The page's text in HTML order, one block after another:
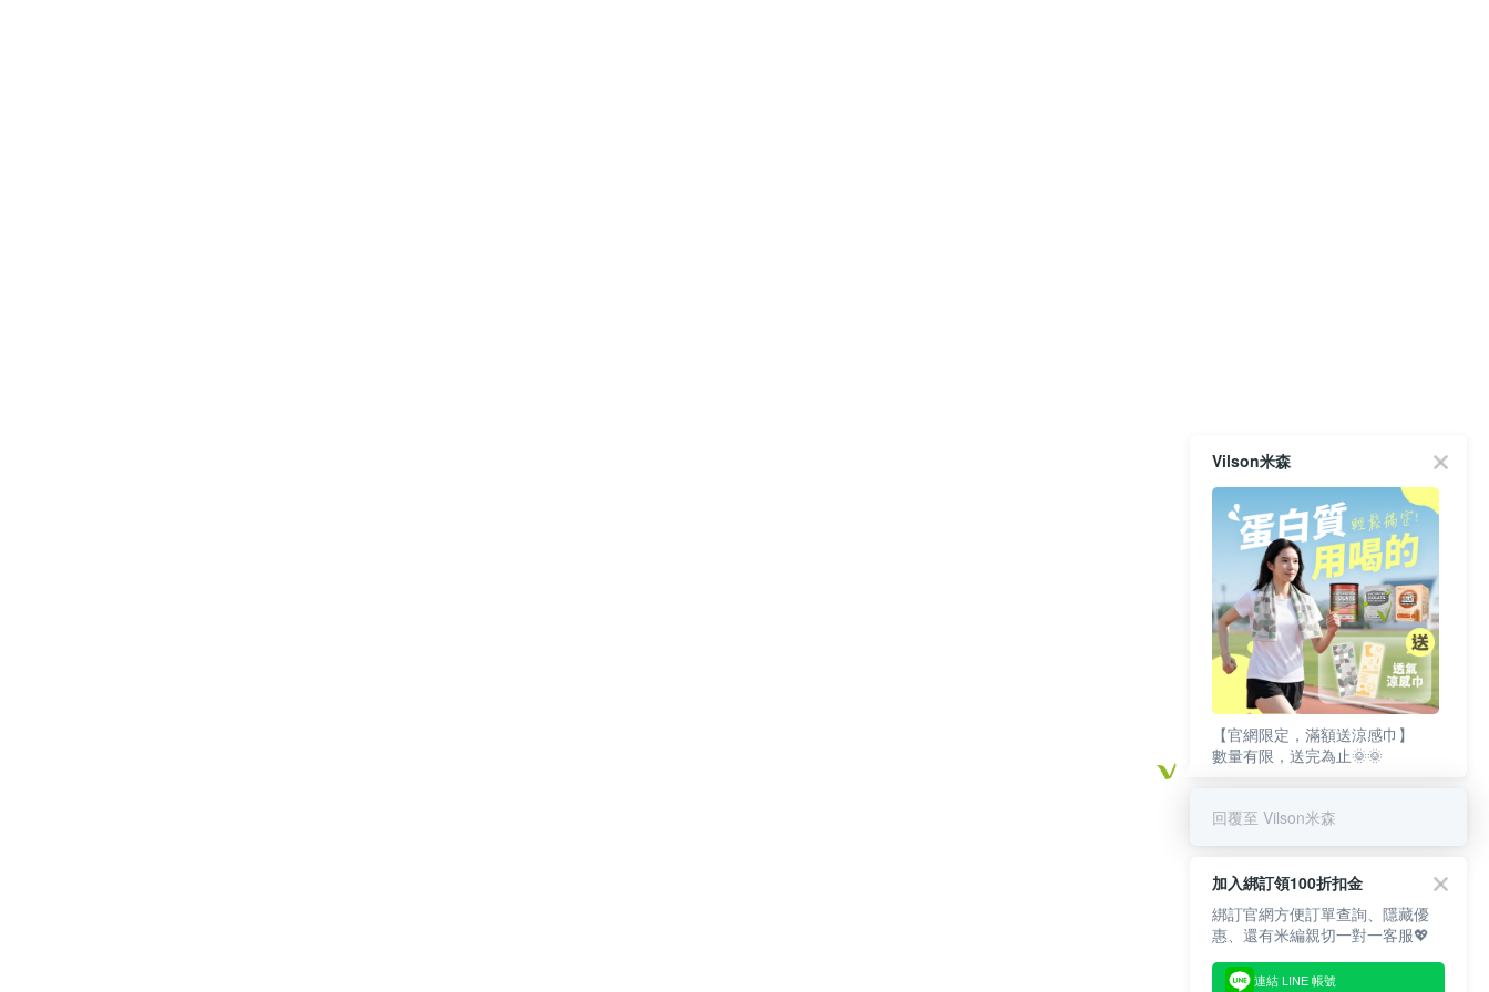
Vilson米森
【官網限定，滿額送涼感巾】
數量有限，送完為止🌞🌞
回覆至 Vilson米森
加入綁訂領100折扣金
綁訂官網方便訂單查詢、隱藏優
惠、還有米編親切一對一客服💖
連結 LINE 帳號